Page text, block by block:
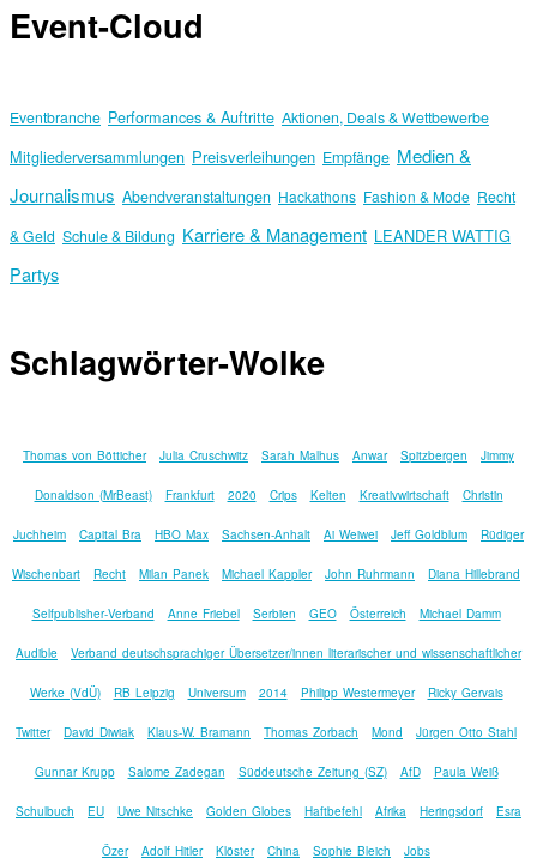
Event-Cloud
Eventbranche Performances & Auftritte Aktionen, Deals & Wettbewerbe
Mitgliederversammlungen Preisverleihungen Empfänge Medien &
Journalismus Abendveranstaltungen Hackathons Fashion & Mode Recht
& Geld Schule & Bildung Karriere & Management LEANDER WATTIG
Partys
Schlagwörter-Wolke
Thomas von Bötticher Julia Cruschwitz Sarah Malhus Anwar Spitzbergen Jimmy
Donaldson (MrBeast) Frankfurt 2020 Crips Kelten Kreativwirtschaft Christin
Juchheim Capital Bra HBO Max Sachsen-Anhalt Ai Weiwei Jeff Goldblum Rüdiger
Wischenbart Recht Milan Panek Michael Kappler John Ruhrmann Diana Hillebrand
Selfpublisher-Verband Anne Friebel Serbien GEO Österreich Michael Damm
Audible Verband deutschsprachiger Übersetzer/innen literarischer und wissenschaftlicher
Werke (VdÜ) RB Leipzig Universum 2014 Philipp Westermeyer Ricky Gervais
Twitter David Diwiak Klaus-W. Bramann Thomas Zorbach Mond Jürgen Otto Stahl
Gunnar Krupp Salome Zadegan Süddeutsche Zeitung (SZ) AfD Paula Weiß
Schulbuch EU Uwe Nitschke Golden Globes Haftbefehl Afrika Heringsdorf Esra
Özer Adolf Hitler Klöster China Sophie Bleich Jobs